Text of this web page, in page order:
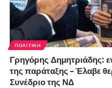
ΠΟΛΙΤΙΚΉ
Γρηγόρης Δημητριάδης:
της παράταξης – Έλαβε
Συνέδριο της ΝΔ